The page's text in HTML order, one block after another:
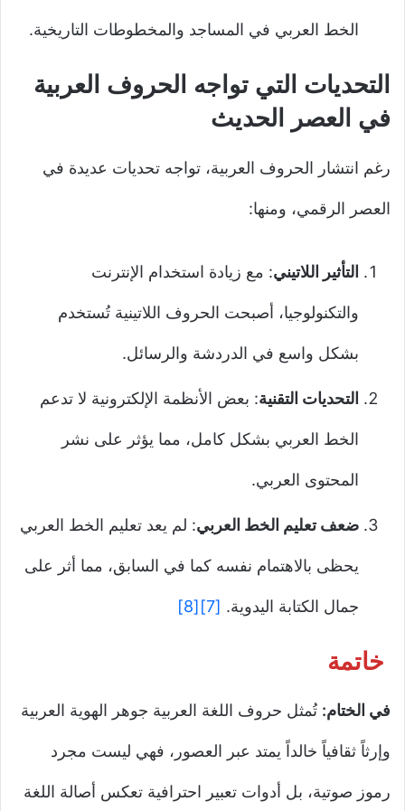
الخط العربي في المساجد والمخطوطات التاريخية.
التحديات التي تواجه الحروف العربية
في العصر الحديث
رغم انتشار الحروف العربية، تواجه تحديات عديدة في
العصر الرقمي، ومنها:
التأثير اللاتيني: مع زيادة استخدام الإنترنت
والتكنولوجيا، أصبحت الحروف اللاتينية تُستخدم
بشكل واسع في الدردشة والرسائل.
التحديات التقنية: بعض الأنظمة الإلكترونية لا تدعم
الخط العربي بشكل كامل، مما يؤثر على نشر
المحتوى العربي.
ضعف تعليم الخط العربي: لم يعد تعليم الخط العربي
يحظى بالاهتمام نفسه كما في السابق، مما أثر على
جمال الكتابة اليدوية. [7]
[8]
خاتمة
في الختام: تُمثل حروف اللغة العربية جوهر الهوية العربية
وإرثاً ثقافياً خالداً يمتد عبر العصور، فهي ليست مجرد
رموز صوتية، بل أدوات تعبير احترافية تعكس أصالة اللغة